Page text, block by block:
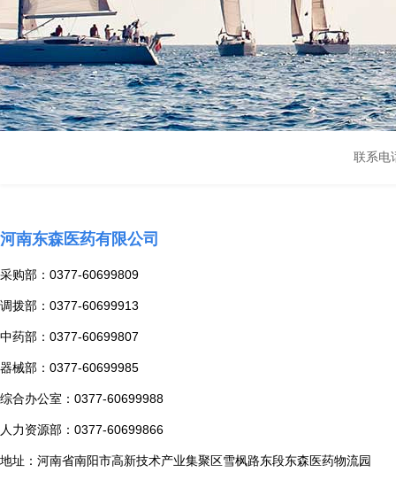
联系电
河南东森医药有限公司
采购部：0377-60699809
调拨部：0377-60699913
中药部：0377-60699807
器械部：0377-60699985
综合办公室：0377-60699988
人力资源部：0377-60699866
地址：河南省南阳市高新技术产业集聚区雪枫路东段东森医药物流园